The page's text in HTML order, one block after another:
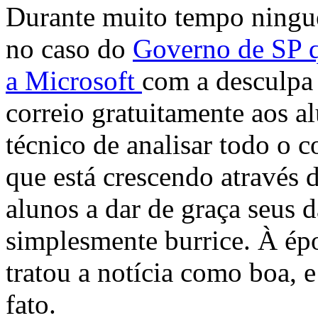
Durante muito tempo
no caso do Governo de SP
a Microsoft com a
correio gratuitamente aos
técnico de analisar todo o
que está crescendo
alunos a dar de graça seus
simplesmente burrice. À
tratou a notícia como boa,
fato.